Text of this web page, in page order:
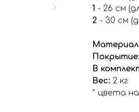
1 - 26 см
2 - 30 см
Покрытие:
В
Вес: 2 кг
* цвета